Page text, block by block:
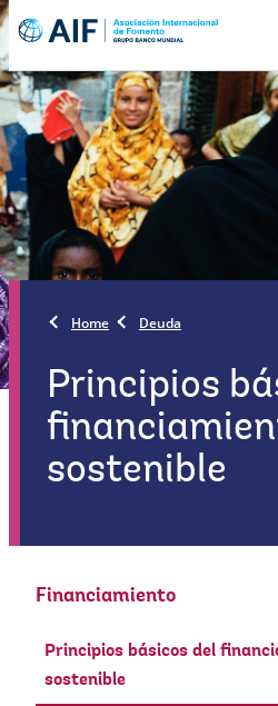
Skip
main
content
Home Deuda
Principios
sostenible
Financiamiento
Principios básicos del
sostenible